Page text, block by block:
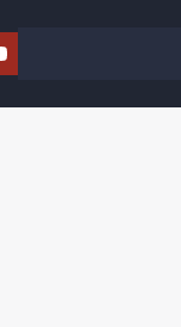
Szukaj w serwisie